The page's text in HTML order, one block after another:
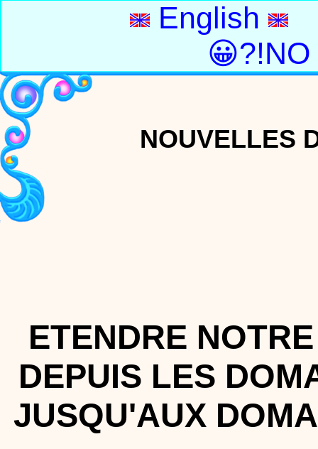
English
NOUVELLES
ETENDRE
DEPUIS LES
JUSQU'AUX